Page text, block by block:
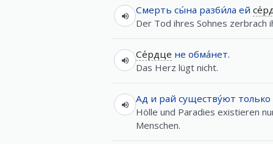
Смерть сы́на разби́ла ей
Der Tod ihres Sohnes zerbrach
Се́рдце не обма́нет.
Das Herz lügt nicht.
Ад и рай существу́ют только
Hölle und Paradies existieren
Menschen.